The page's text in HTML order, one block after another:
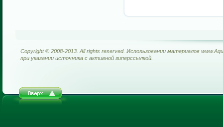
Copyright © 2008-2013. All rights reserved. Использовании материалов
при указании источника с активной гиперссылкой.